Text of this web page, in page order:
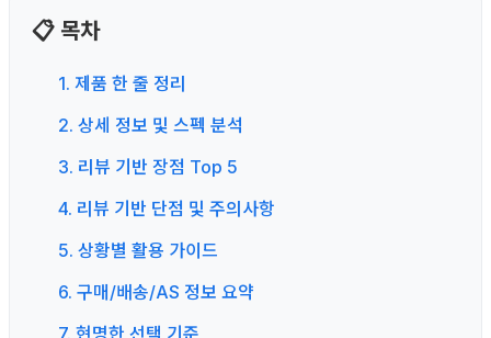
📋 목차
1. 제품 한 줄 정리
2. 상세 정보 및 스펙 분석
3. 리뷰 기반 장점 Top 5
4. 리뷰 기반 단점 및 주의사항
5. 상황별 활용 가이드
6. 구매/배송/AS 정보 요약
7. 현명한 선택 기준